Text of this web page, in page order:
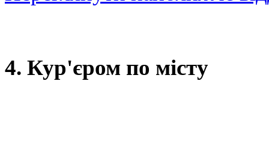
4. Кур'єром по місту